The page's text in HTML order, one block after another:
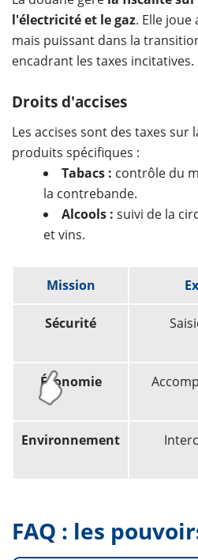
l'électricité et le gaz. Elle
mais puissant dans la
encadrant les taxes incitatives.
Droits d'accises
Les accises sont des taxes
produits spécifiques :
Tabacs : contrôle du
la contrebande.
Alcools : suivi de la
et vins.
Mission
Sécurité
Économie
Environnement
FAQ : les